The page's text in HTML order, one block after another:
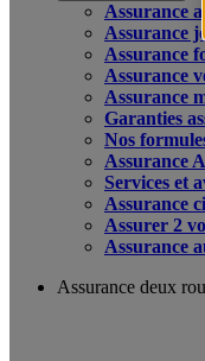
Assurance
Assurance
Assurance
Assurance
Assurance
Garanties
Nos
Assurance
Services et
Assurance
Assurer 2
Assurance
Assurance deux